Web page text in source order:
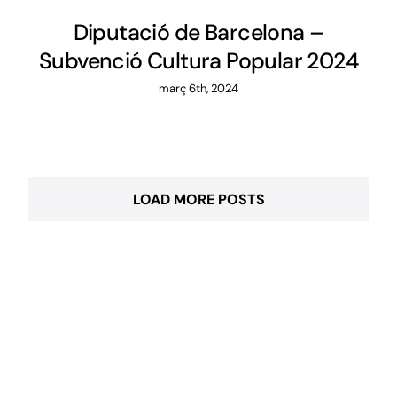
Diputació de Barcelona –
Subvenció Cultura Popular 2024
març 6th, 2024
LOAD MORE POSTS